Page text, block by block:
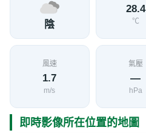
陰
28.4
℃
風速
1.7
m/s
氣壓
—
hPa
即時影像所在位置的地圖